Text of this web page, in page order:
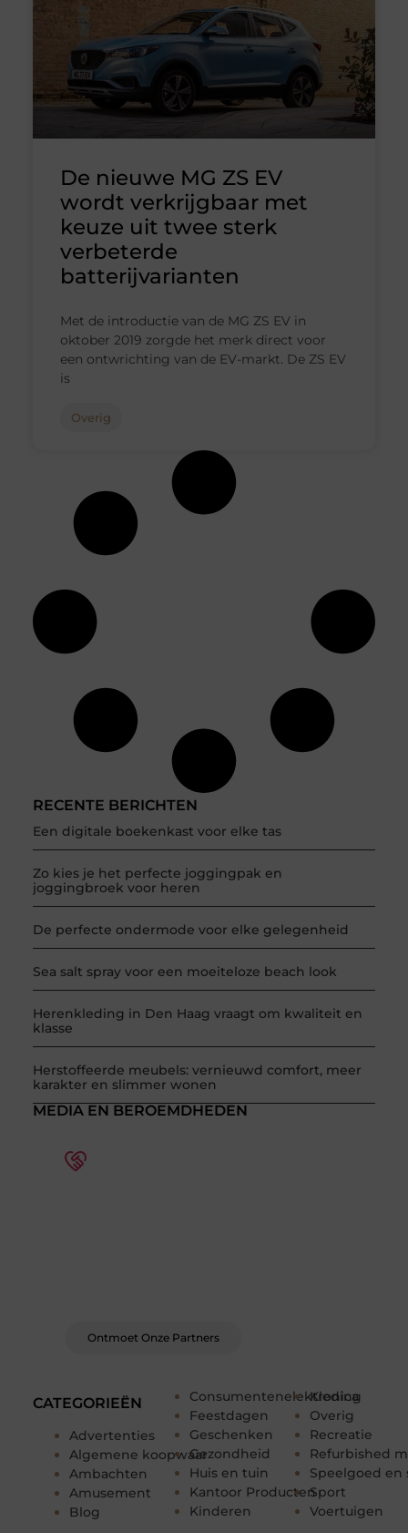
RECENTE BERICHTEN
Een digitale boekenkast voor elke tas
Zo kies je het perfecte joggingpak en
joggingbroek voor heren
De perfecte ondermode voor elke gelegenheid
Sea salt spray voor een moeiteloze beach look
Herenkleding in Den Haag vraagt om kwaliteit en
klasse
Herstoffeerde meubels: vernieuwd comfort, meer
karakter en slimmer wonen
CATEGORIEËN
Advertenties
Algemene koopwaar
Ambachten
Amusement
Blog
Consumentenelektronica
Feestdagen
Geschenken
Gezondheid
Huis en tuin
Kantoor Producten
Kinderen
Kleding
Overig
Recreatie
Refurbished
Speelgoed en
Sport
Voertuigen
MEDIA EN BEROEMDHEDEN
Ontmoet Onze Partners
De nieuwe MG ZS EV
wordt verkrijgbaar met
keuze uit twee sterk
verbeterde
batterijvarianten
Met de introductie van de MG ZS EV in
oktober 2019 zorgde het merk direct voor
een ontwrichting van de EV-markt. De ZS EV
is
Overig